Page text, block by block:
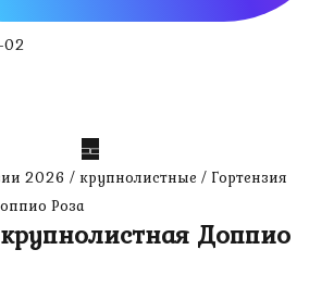
02
2026 / крупнолистные / Гортензия
Роза
Доппио